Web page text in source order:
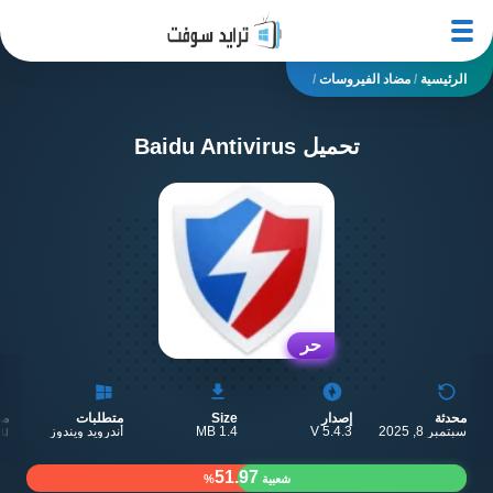
الرئيسية / مضاد الفيروسات /
تحميل Baidu Antivirus
حر
محدثة
سبتمبر 8, 2025
إصدار
V 5.4.3
Size
1.4 MB
متطلبات
أندرويد ويندوز
شعبية 51.97
%